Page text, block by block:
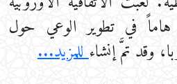
في تطوير الوعي حول
وقد تمَّ إنشاءللمزيد...